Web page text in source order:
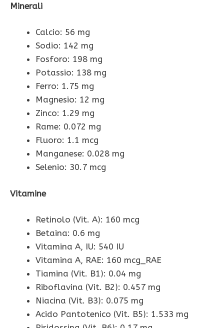
Minerali
Calcio: 56 mg
Sodio: 142 mg
Fosforo: 198 mg
Potassio: 138 mg
Ferro: 1.75 mg
Magnesio: 12 mg
Zinco: 1.29 mg
Rame: 0.072 mg
Fluoro: 1.1 mcg
Manganese: 0.028 mg
Selenio: 30.7 mcg
Vitamine
Retinolo (Vit. A): 160 mcg
Betaina: 0.6 mg
Vitamina A, IU: 540 IU
Vitamina A, RAE: 160 mcg_RAE
Tiamina (Vit. B1): 0.04 mg
Riboflavina (Vit. B2): 0.457 mg
Niacina (Vit. B3): 0.075 mg
Acido Pantotenico (Vit. B5): 1.533 mg